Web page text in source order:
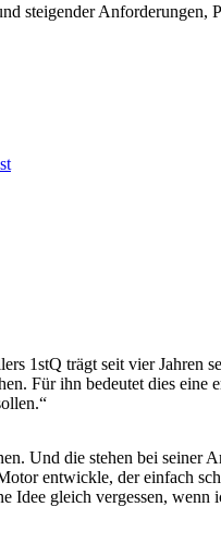
steigender Anforderungen,
1stQ trägt seit vier Jahren
Für ihn bedeutet dies eine
Und die stehen bei seiner
entwickle, der einfach
gleich vergessen, wenn